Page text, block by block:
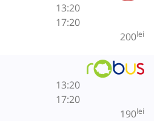
13:20
17:20
200lei
13:20
17:20
190lei